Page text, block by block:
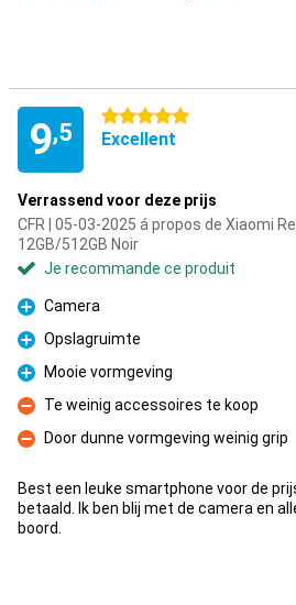
9,5
5 étoiles
Excellent
Verrassend voor deze prijs
CFR | 05-03-2025 á propos de Xiaomi
12GB/512GB Noir
Je recommande ce produit
Pour
Camera
Pour
Opslagruimte
Pour
Mooie vormgeving
Contre
Te weinig accessoires te koop
Contre
Door dunne vormgeving weinig grip
Best een leuke smartphone voor de
betaald. Ik ben blij met de camera en
boord.